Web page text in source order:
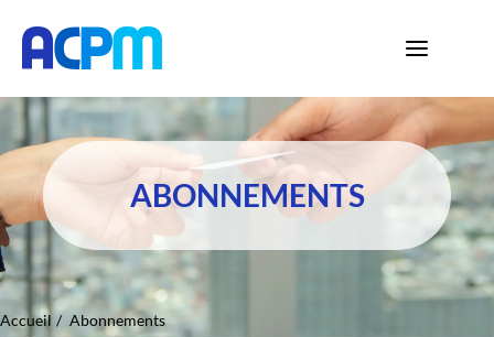
ABONNEMENTS
Accueil Abonnements